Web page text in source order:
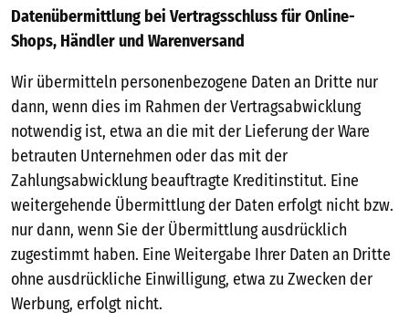
Datenübermittlung bei Vertragsschluss für Online-
Shops, Händler und Warenversand
Wir übermitteln personenbezogene Daten an Dritte nur
dann, wenn dies im Rahmen der Vertragsabwicklung
notwendig ist, etwa an die mit der Lieferung der Ware
betrauten Unternehmen oder das mit der
Zahlungsabwicklung beauftragte Kreditinstitut. Eine
weitergehende Übermittlung der Daten erfolgt nicht bzw.
nur dann, wenn Sie der Übermittlung ausdrücklich
zugestimmt haben. Eine Weitergabe Ihrer Daten an Dritte
ohne ausdrückliche Einwilligung, etwa zu Zwecken der
Werbung, erfolgt nicht.